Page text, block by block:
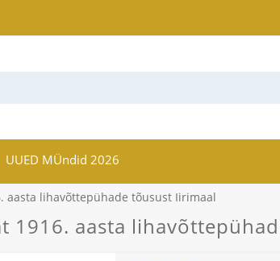
UUED MÜndid 2026
aasta lihavõttepühade tõusust Iirimaal
1916. aasta